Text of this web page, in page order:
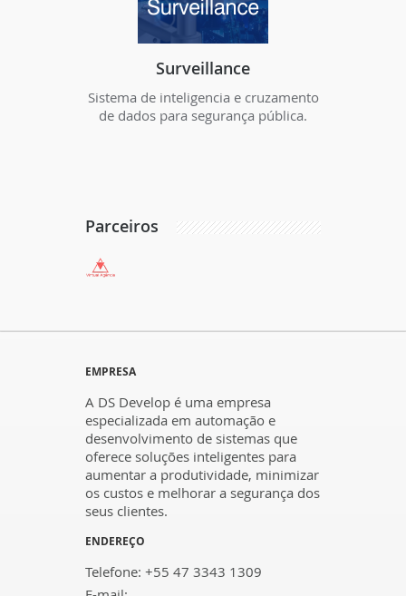
Surveillance
Sistema de inteligencia e cruzamento
de dados para segurança pública.
Parceiros
EMPRESA
A DS Develop é uma empresa
especializada em automação e
desenvolvimento de sistemas que
oferece soluções inteligentes para
aumentar a produtividade, minimizar
os custos e melhorar a segurança dos
seus clientes.
ENDEREÇO
Telefone: +55 47 3343 1309